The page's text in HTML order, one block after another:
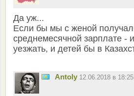
Да уж...
Если бы мы с женой
среднемесячной зарплате -
уезжать, и детей бы в
Antoly 12.06.2018 в